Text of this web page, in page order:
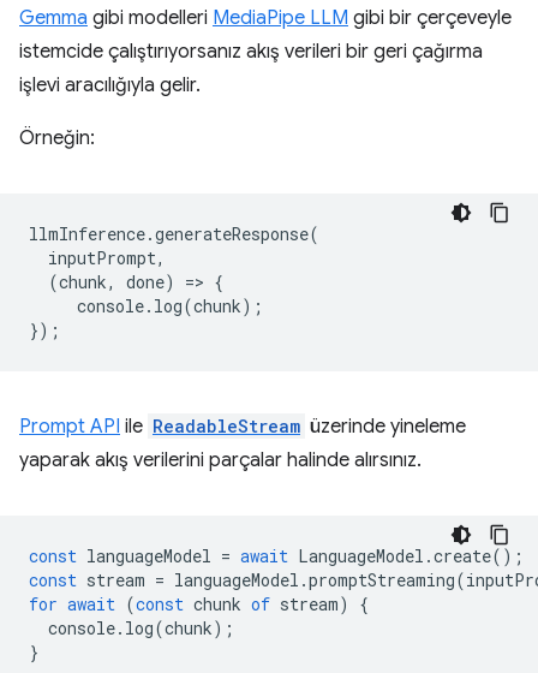
Gemma gibi modelleri MediaPipe LLM gibi bir çerçeveyle
istemcide çalıştırıyorsanız akış verileri bir geri çağırma
işlevi aracılığıyla gelir.
Örneğin:
llmInference.generateResponse(
inputPrompt,
(chunk, done) => {
console. log(chunk);
});
Prompt API ile ReadableStream üzerinde yineleme
yaparak akış verilerini parçalar halinde alırsınız.
const languageModel = await LanguageModel .create();
const stream = languageModel .promptStreaming(
for await (const chunk of stream)
{
console. log(chunk);
}